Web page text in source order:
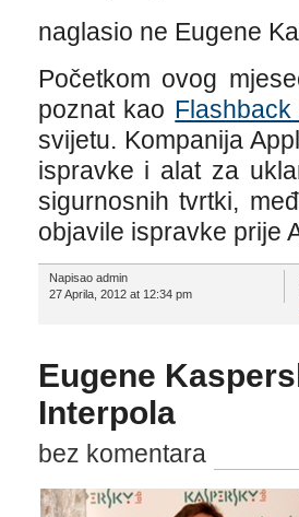
naglasio ne Eugene
Početkom ovog
poznat kao
svijetu. Kompanija
ispravke i alat za
sigurnosnih tvrtki,
objavile ispravke prije
Napisao admin
27 Aprila, 2012 at 12:34 pm
Eugene
Interpola
bez komentara